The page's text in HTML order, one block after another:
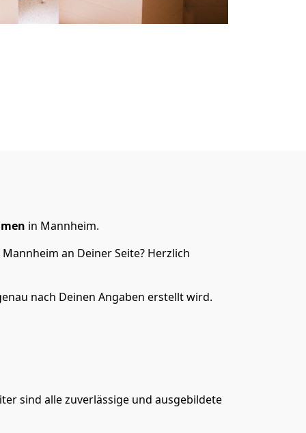
in Mannheim.
an Deiner Seite? Herzlich
nach Deinen Angaben erstellt wird.
sind alle zuverlässige und ausgebildete